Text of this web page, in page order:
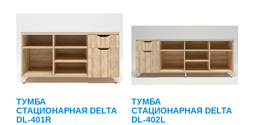
ТУМБА
СТАЦИОНАРНАЯ DELTA
DL-401R
ТУМБА
СТАЦИОНАРНАЯ DELTA
DL-402L